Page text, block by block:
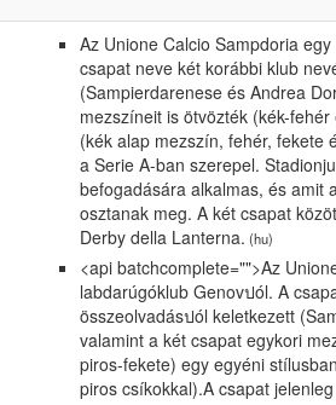
Az Unione Calcio Sampdoria
csapat neve két korábbi klub
(Sampierdarenese és Andrea
mezszíneit is ötvözték (kék-
(kék alap mezszín, fehér, fekete
a Serie A-ban szerepel.
befogadására alkalmas, és amit
osztanak meg. A két csapat
Derby della Lanterna. (hu)
<api batchcomplete="">Az
labdarúgóklub Genovปól. A
összeolvadásปól keletkezett
valamint a két csapat egykori
piros-fekete) egy egyéni
piros csíkokkal).A csapat